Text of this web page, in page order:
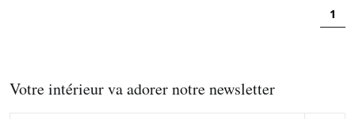
1
Votre intérieur va adorer notre newsletter